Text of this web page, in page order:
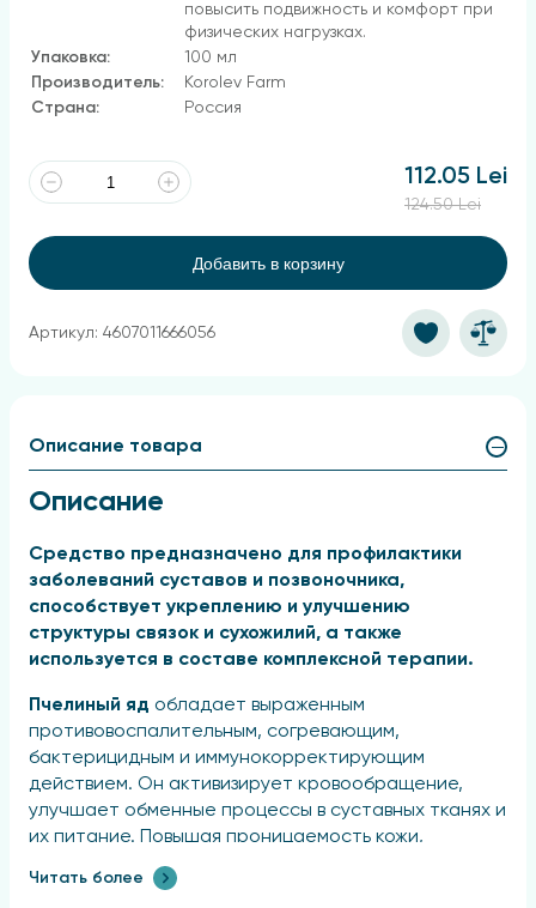
повысить подвижность и комфорт при
физических нагрузках.
Упаковка:
100 мл
Производитель:
Korolev Farm
Страна:
Россия
112.05 Lei
124.50 Lei
Добавить в корзину
Артикул: 4607011666056
Описание товара
Описание
Средство предназначено для профилактики
заболеваний суставов и позвоночника,
способствует укреплению и улучшению
структуры связок и сухожилий, а также
используется в составе комплексной терапии.
Пчелиный яд обладает выраженным
противовоспалительным, согревающим,
бактерицидным и иммунокорректирующим
действием. Он активизирует кровообращение,
улучшает обменные процессы в суставных тканях и
их питание. Повышая проницаемость кожи,
пчелиный яд обеспечивает глубокое
проникновение активных компонентов в
Читать более